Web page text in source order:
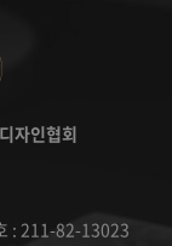
자인협회
: 211-82-13023